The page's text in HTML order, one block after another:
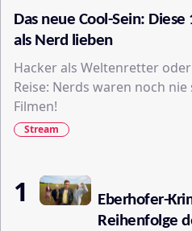
Das neue Cool-Sein:
als Nerd lieben
Hacker als Weltenretter
Reise: Nerds waren noch
Filmen!
Stream
Eberhofer-
Reihenfolge